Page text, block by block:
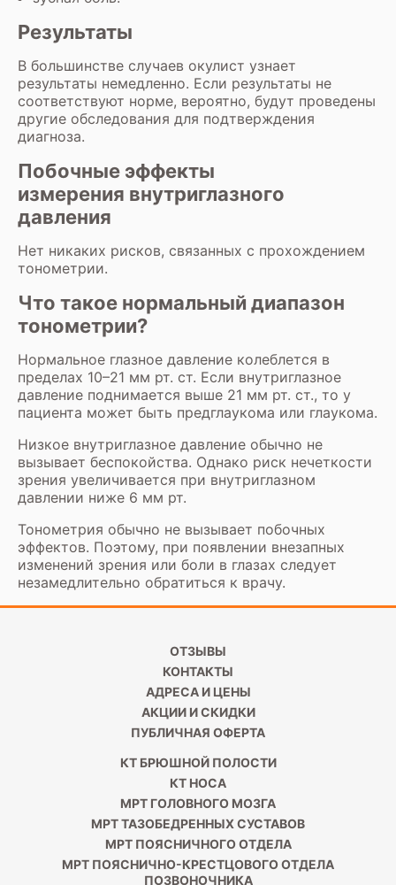
Результаты
В большинстве случаев окулист узнает
результаты немедленно. Если результаты не
соответствуют норме, вероятно, будут проведены
другие обследования для подтверждения
диагноза.
Побочные эффекты
измерения внутриглазного
давления
Нет никаких рисков, связанных с прохождением
тонометрии.
Что такое нормальный диапазон
тонометрии?
Нормальное глазное давление колеблется в
пределах 10–21 мм рт. ст. Если внутриглазное
давление поднимается выше 21 мм рт. ст., то у
пациента может быть предглаукома или глаукома.
Низкое внутриглазное давление обычно не
вызывает беспокойства. Однако риск нечеткости
зрения увеличивается при внутриглазном
давлении ниже 6 мм рт.
Тонометрия обычно не вызывает побочных
эффектов. Поэтому, при появлении внезапных
изменений зрения или боли в глазах следует
незамедлительно обратиться к врачу.
ОТЗЫВЫ
КОНТАКТЫ
АДРЕСА И ЦЕНЫ
АКЦИИ И СКИДКИ
ПУБЛИЧНАЯ ОФЕРТА
КТ БРЮШНОЙ ПОЛОСТИ
КТ НОСА
МРТ ГОЛОВНОГО МОЗГА
МРТ ТАЗОБЕДРЕННЫХ СУСТАВОВ
МРТ ПОЯСНИЧНОГО ОТДЕЛА
МРТ ПОЯСНИЧНО-КРЕСТЦОВОГО ОТДЕЛА
ПОЗВОНОЧНИКА